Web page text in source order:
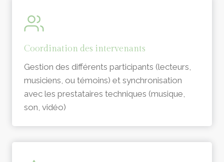
Coordination des intervenants
Gestion des différents participants (lecteurs,
musiciens, ou témoins) et synchronisation
avec les prestataires techniques (musique,
son, vidéo)